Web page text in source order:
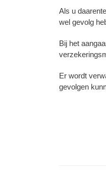
Als u
wel gevolg
Bij het
Er wordt
gevolgen